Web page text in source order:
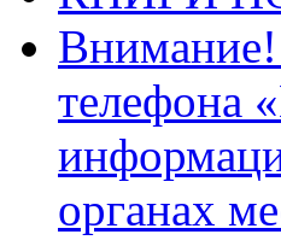
Внимание!
телефона
органах